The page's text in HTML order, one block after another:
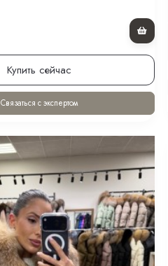
Купить сейчас
Связаться с экспертом